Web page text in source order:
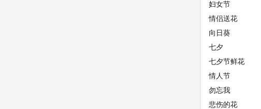
妇女节
情侣送花
向日葵
七夕
七夕节鲜花
情人节
勿忘我
悲伤的花